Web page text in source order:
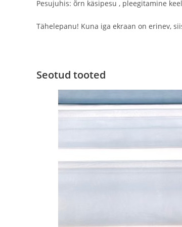
Pesujuhis: õrn käsipesu , pleegitamine
Tähelepanu! Kuna iga ekraan on erinev,
Seotud tooted